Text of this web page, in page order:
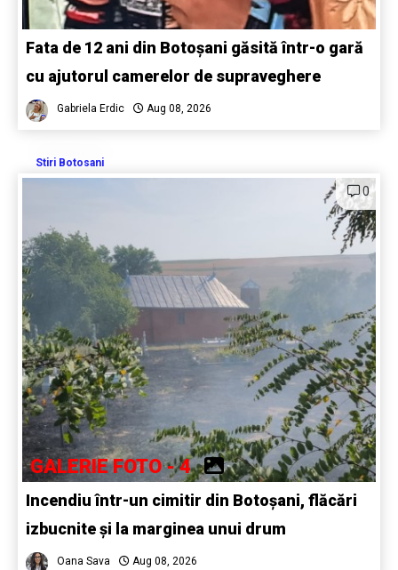
Fata de 12 ani din Botoșani găsită într-o gară
cu ajutorul camerelor de supraveghere
Gabriela Erdic Aug 08, 2026
Stiri Botosani
0
GALERIE FOTO - 4
Incendiu într-un cimitir din Botoșani, flăcări
izbucnite și la marginea unui drum
Oana Sava Aug 08, 2026